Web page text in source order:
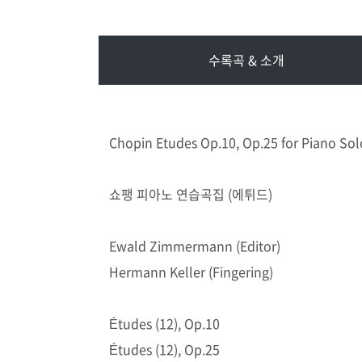
수록곡 & 소개
Chopin Etudes Op.10, Op.25 for Piano
쇼팽 피아노 연습곡집 (에튀드)
Ewald Zimmermann (Editor)
Hermann Keller (Fingering)
Études (12), Op.10
Études (12), Op.25